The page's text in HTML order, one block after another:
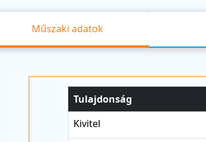
Műszaki adatok
Tulajdonság
Kivitel